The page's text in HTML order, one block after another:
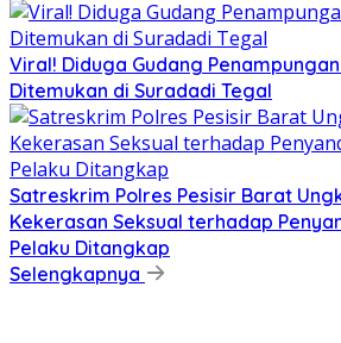
Viral! Diduga Gudang
Ditemukan di Suradadi Tegal
Satreskrim Polres Pesisir Barat
Kekerasan Seksual terhadap
Pelaku Ditangkap
Selengkapnya